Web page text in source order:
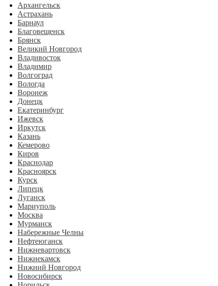
Архангельск
Астрахань
Барнаул
Благовещенск
Брянск
Великий Новгород
Владивосток
Владимир
Волгоград
Вологда
Воронеж
Донецк
Екатеринбург
Ижевск
Иркутск
Казань
Кемерово
Киров
Краснодар
Красноярск
Курск
Липецк
Луганск
Мариуполь
Москва
Мурманск
Набережные Челны
Нефтеюганск
Нижневартовск
Нижнекамск
Нижний Новгород
Новосибирск